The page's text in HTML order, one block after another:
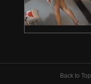
Back to Top